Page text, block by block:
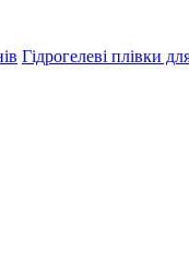
Гідрогелеві плівки